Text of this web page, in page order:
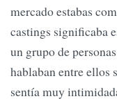
mercado estabas
castings significaba
un grupo de
hablaban entre ellos
sentía muy